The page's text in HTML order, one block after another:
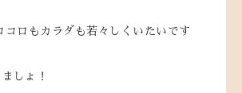
コロもカラダも若々しくいたいです
しょ！